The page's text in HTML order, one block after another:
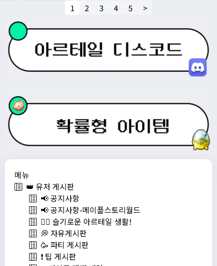
메뉴
👑 유저 게시판
📢 공지사항
📢 공지사항-메이플스토리월드
💁‍♂ 슬기로운 아르테일 생활!
💭 자유게시판
🥳 파티 게시판
❗️ 팁 게시판
1 2 3 4 5 >